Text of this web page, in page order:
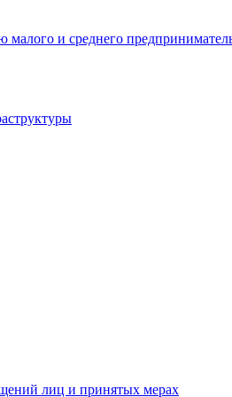
и среднего
лиц и принятых мерах